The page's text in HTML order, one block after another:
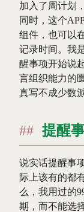
加入了周计划
同时，这个
组件，也可以
记录时间。我
醒事项开始说
言组织能力的
真写不成少数
提醒
说实话提醒事
际上该有的都
么，我用过的
期，而不能选